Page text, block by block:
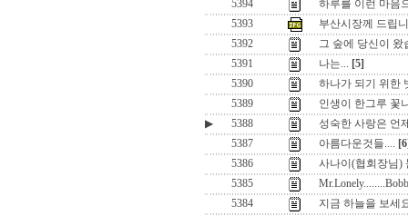
5394
하루를 이런 마음
5393
부산시장께 드립
5392
그 숲에 당신이 왔
5391
나는... [5]
5390
하나가 되기 위한
5389
인생이 한그루 꽃
▶
5388
성숙한 사랑은 언
5387
아름다운것들....
5386
사나이(협회장님)
5385
5384
지금 하늘을 보세